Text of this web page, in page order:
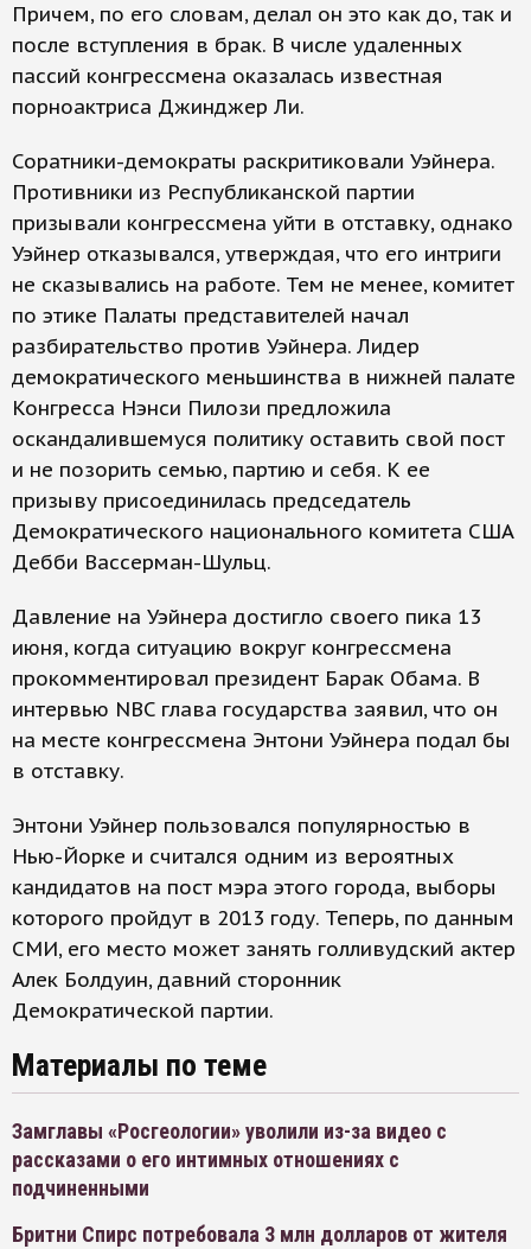
Причем, по его словам, делал он это как до, так и
после вступления в брак. В числе удаленных
пассий конгрессмена оказалась известная
порноактриса Джинджер Ли.
Соратники-демократы раскритиковали Уэйнера.
Противники из Республиканской партии
призывали конгрессмена уйти в отставку, однако
Уэйнер отказывался, утверждая, что его интриги
не сказывались на работе. Тем не менее, комитет
по этике Палаты представителей начал
разбирательство против Уэйнера. Лидер
демократического меньшинства в нижней палате
Конгресса Нэнси Пилози предложила
оскандалившемуся политику оставить свой пост
и не позорить семью, партию и себя. К ее
призыву присоединилась председатель
Демократического национального комитета США
Дебби Вассерман-Шульц.
Давление на Уэйнера достигло своего пика 13
июня, когда ситуацию вокруг конгрессмена
прокомментировал президент Барак Обама. В
интервью NBC глава государства заявил, что он
на месте конгрессмена Энтони Уэйнера подал бы
в отставку.
Энтони Уэйнер пользовался популярностью в
Нью-Йорке и считался одним из вероятных
кандидатов на пост мэра этого города, выборы
которого пройдут в 2013 году. Теперь, по данным
СМИ, его место может занять голливудский актер
Алек Болдуин, давний сторонник
Демократической партии.
Материалы по теме
Замглавы «Росгеологии» уволили из-за видео с
рассказами о его интимных отношениях с
подчиненными
Бритни Спирс потребовала 3 млн долларов от жителя